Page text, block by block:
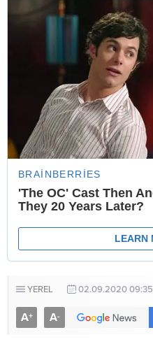
YEREL 02.09.2020 09:35
A+ A-